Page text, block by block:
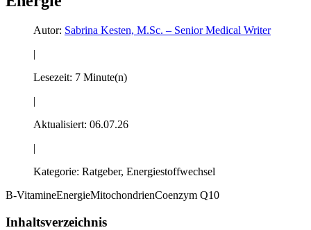
Autor: Sabrina Kesten, M.Sc. – Senior Medical Writer
|
Lesezeit: 7 Minute(n)
|
Aktualisiert: 06.07.26
|
Kategorie: Ratgeber, Energiestoffwechsel
B-VitamineEnergieMitochondrienCoenzym Q10
Inhaltsverzeichnis